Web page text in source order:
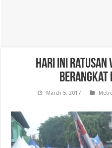
Hari Ini Ratusan
Berangkat
March 5, 2017